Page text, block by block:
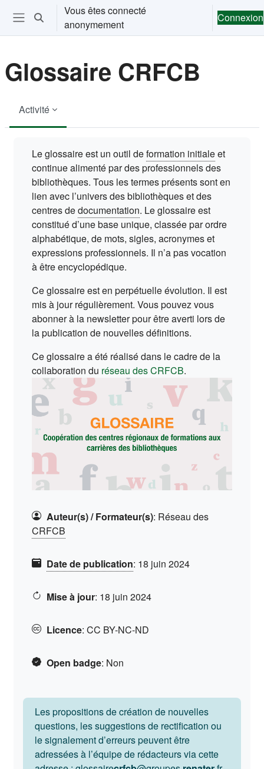
Passer au contenu principal
Ouvrir le menu de navigation
Activer/désactiver la saisie de recherche
Vous êtes connecté
anonymement
Connexion
Glossaire CRFCB
Activité
Le glossaire est un outil deformation initialeet
continue alimenté par des professionnels des
bibliothèques. Tous les termes présents sont en
lien avec l’univers des bibliothèques et des
centres dedocumentation. Le glossaire est
constitué d’une base unique, classée par ordre
alphabétique, de mots, sigles, acronymes et
expressions professionnels. Il n’a pas vocation
à être encyclopédique.
Ce glossaire est en perpétuelle évolution. Il est
mis à jour régulièrement. Vous pouvez vous
abonner à la newsletter pour être averti lors de
la publication de nouvelles définitions.
Ce glossaire a été réalisé dans le cadre de la
collaboration du réseau des CRFCB(s'ouvre dans un
.
Auteur(s) / Formateur(s): Réseau des
CRFCB
Date de publication: 18 juin 2024
Mise à jour: 18 juin 2024
Licence: CC BY-NC-ND
Open badge: Non
Les propositions de création de nouvelles
questions, les suggestions de rectification ou
le signalement d’erreurs peuvent être
adressées à l’équipe de rédacteurs via cette